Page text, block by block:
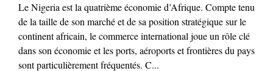
Le Nigeria est la quatrième économie d’Afrique. Compte tenu
de la taille de son marché et de sa position stratégique sur le
continent africain, le commerce international joue un rôle clé
dans son économie et les ports, aéroports et frontières du pays
sont particulièrement fréquentés. C...